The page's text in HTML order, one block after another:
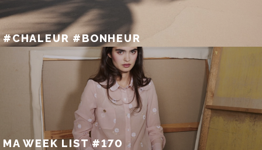
#CHALEUR #BONHEUR
MA WEEK LIST #170